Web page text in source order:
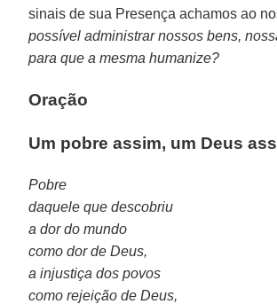
sinais de sua Presença achamos ao
possível administrar nossos bens,
para que a mesma humanize?
Oração
Um pobre assim, um Deus
Pobre
daquele que descobriu
a dor do mundo
como dor de Deus,
a injustiça dos povos
como rejeição de Deus,